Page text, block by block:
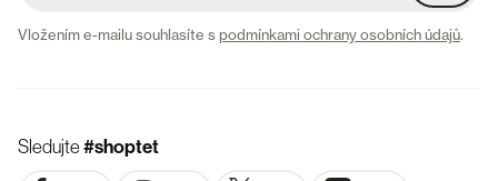
Vložením e-mailu souhlasíte spodmínkami ochrany osobních údajů.
Sledujte#shoptet